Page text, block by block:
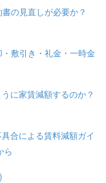
の見直しが必要か？
敷引き・礼金・一時金
に家賃減額するのか？
合による賃料減額ガイ
ら